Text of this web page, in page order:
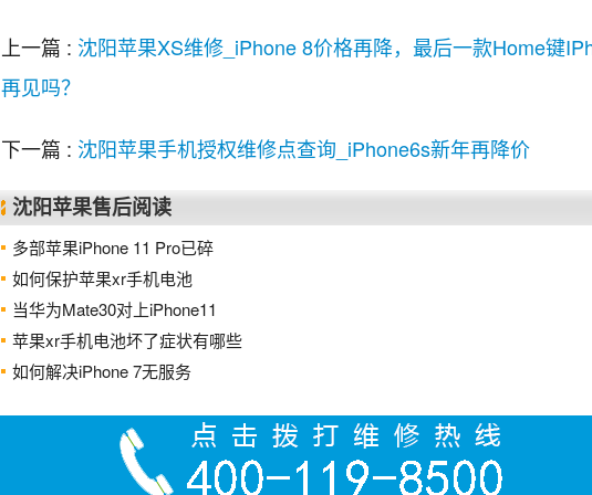
上一篇 : 沈阳苹果XS维修_iPhone 8价格再降，最后一款Home键
再见吗？
下一篇 : 沈阳苹果手机授权维修点查询_iPhone6s新年再降价
沈阳苹果售后阅读
多部苹果iPhone 11 Pro已碎
如何保护苹果xr手机电池
当华为Mate30对上iPhone11
苹果xr手机电池坏了症状有哪些
如何解决iPhone 7无服务